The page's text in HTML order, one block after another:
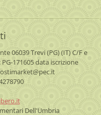
06039 Trevi (PG) (IT)C/F e
171605data iscrizione
ro.it
Dell'Umbria